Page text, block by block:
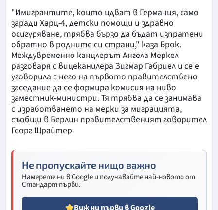
"Имигрантите, които идват в Германия, само
заради Харц-4, детски помощи и здравно
осигуряване, трябва бързо да бъдат изпратени
обратно в родните си страни," каза Брок.
Междувременно канцлерът Ангела Меркел
разговаря с вицеканцлера Зигмар Габриел и се е
уговорила с него на първото правителствено
заседание да се формира комисия на ниво
заместник-министри. Тя трябва да се занимава
с изработването на мерки за миграцията,
съобщи в Берлин правителственият говорител
Георг Щрайтер.
Не пропускайте нищо важно
Намерете ни в Google и получавайте най-новото от
Стандарт първи.
Виж ни първи в Google